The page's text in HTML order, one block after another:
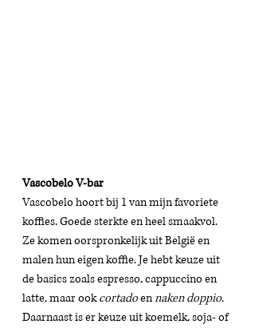
Vascobelo V-bar
Vascobelo hoort bij 1 van mijn favoriete
koffies. Goede sterkte en heel smaakvol.
Ze komen oorspronkelijk uit België en
malen hun eigen koffie. Je hebt keuze uit
de basics zoals espresso, cappuccino en
latte, maar ook cortado en naken doppio.
Daarnaast is er keuze uit koemelk, soja- of